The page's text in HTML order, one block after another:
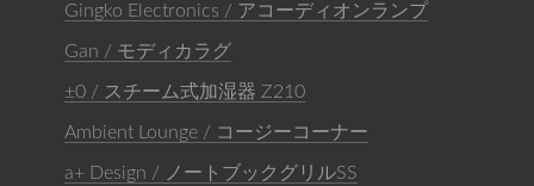
Gingko Electronics / アコーディオンランプ
Gan / モディカラグ
±0 / スチーム式加湿器 Z210
Ambient Lounge / コージーコーナー
a+ Design / ノートブックグリルSS